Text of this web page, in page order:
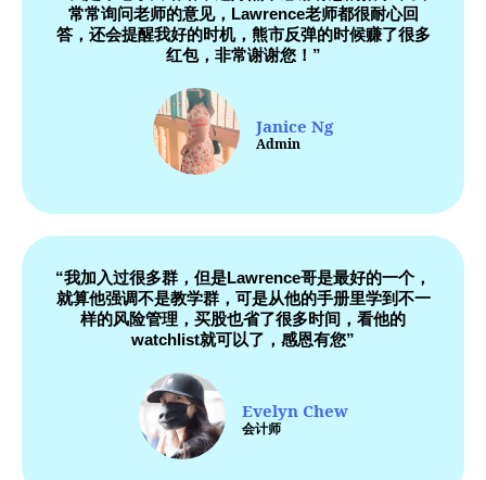
常常询问老师的意见，Lawrence老师都很耐心回
答，还会提醒我好的时机，熊市反弹的时候赚了很多
红包，非常谢谢您！”
Janice Ng
Admin
“我加入过很多群，但是Lawrence哥是最好的一个，
就算他强调不是教学群，可是从他的手册里学到不一
样的风险管理，买股也省了很多时间，看他的
watchlist就可以了，感恩有您”
Evelyn Chew
会计师